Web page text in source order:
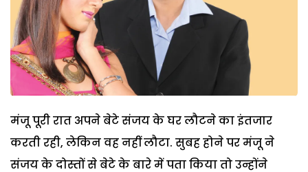
मंजू पूरी रात अपने बेटे संजय के घर लौटने का इंतजार
करती रही, लेकिन वह नहीं लौटा. सुबह होने पर मंजू ने
संजय के दोस्तों से बेटे के बारे में पता किया तो उन्होंने